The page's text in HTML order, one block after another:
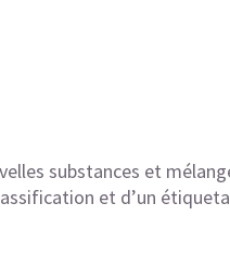
substances et
et d’un